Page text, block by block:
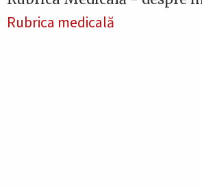
Rubrica medicală